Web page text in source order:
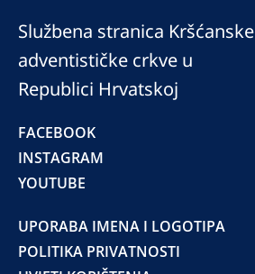
Službena stranica Kršćanske
adventističke crkve u
Republici Hrvatskoj
FACEBOOK
INSTAGRAM
YOUTUBE
UPORABA IMENA I LOGOTIPA
POLITIKA PRIVATNOSTI